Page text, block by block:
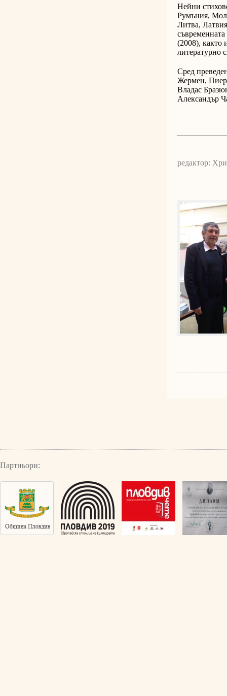
Нейни
Румъния,
Литва,
(2008), както
литературно
Сред
Жермен,
Владас
Александър
редактор:
Партньори: